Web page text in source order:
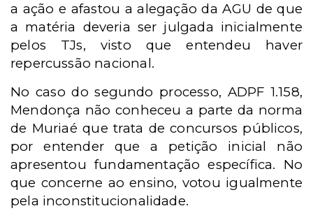
a ação e afastou a alegação da AGU de que
a matéria deveria ser julgada inicialmente
pelos TJs, visto que entendeu haver
repercussão nacional.
No caso do segundo processo, ADPF 1.158,
Mendonça não conheceu a parte da norma
de Muriaé que trata de concursos públicos,
por entender que a petição inicial não
apresentou fundamentação específica. No
que concerne ao ensino, votou igualmente
pela inconstitucionalidade.